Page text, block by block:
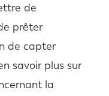
de
prêter
de capter
savoir plus sur
la